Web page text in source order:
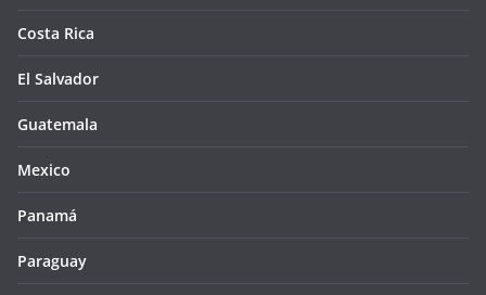
Costa Rica
El Salvador
Guatemala
Mexico
Panamá
Paraguay